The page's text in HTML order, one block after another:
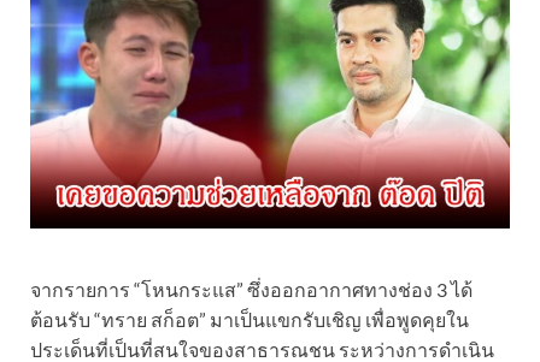
จากรายการ “โหนกระแส” ซึ่งออกอากาศทางช่อง 3 ได้
ต้อนรับ “ทราย สก็อต” มาเป็นแขกรับเชิญ เพื่อพูดคุยใน
ประเด็นที่เป็นที่สนใจของสาธารณชน ระหว่างการดำเนิน